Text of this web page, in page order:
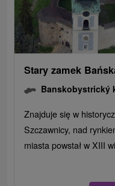
Stary zamek
Banskobystrický
Znajduje się w
Szczawnicy, nad
miasta powstał w XIII